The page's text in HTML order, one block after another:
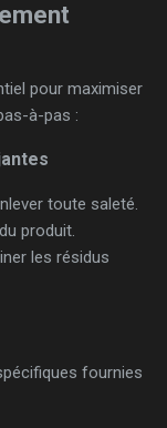
pour maximiser
à-pas :
toute saleté.
produit.
les résidus
fournies